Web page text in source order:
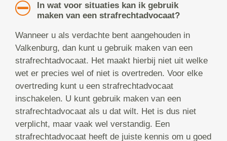
In wat voor situaties kan ik gebruik
maken van een strafrechtadvocaat?
Wanneer u als verdachte bent aangehouden in
Valkenburg, dan kunt u gebruik maken van een
strafrechtadvocaat. Het maakt hierbij niet uit welke
wet er precies wel of niet is overtreden. Voor elke
overtreding kunt u een strafrechtadvocaat
inschakelen. U kunt gebruik maken van een
strafrechtadvocaat als u dat wilt. Het is dus niet
verplicht, maar vaak wel verstandig. Een
strafrechtadvocaat heeft de juiste kennis om u goed